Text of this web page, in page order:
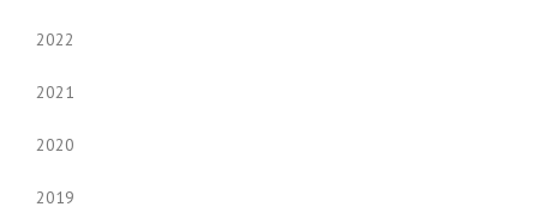
2022
2021
2020
2019